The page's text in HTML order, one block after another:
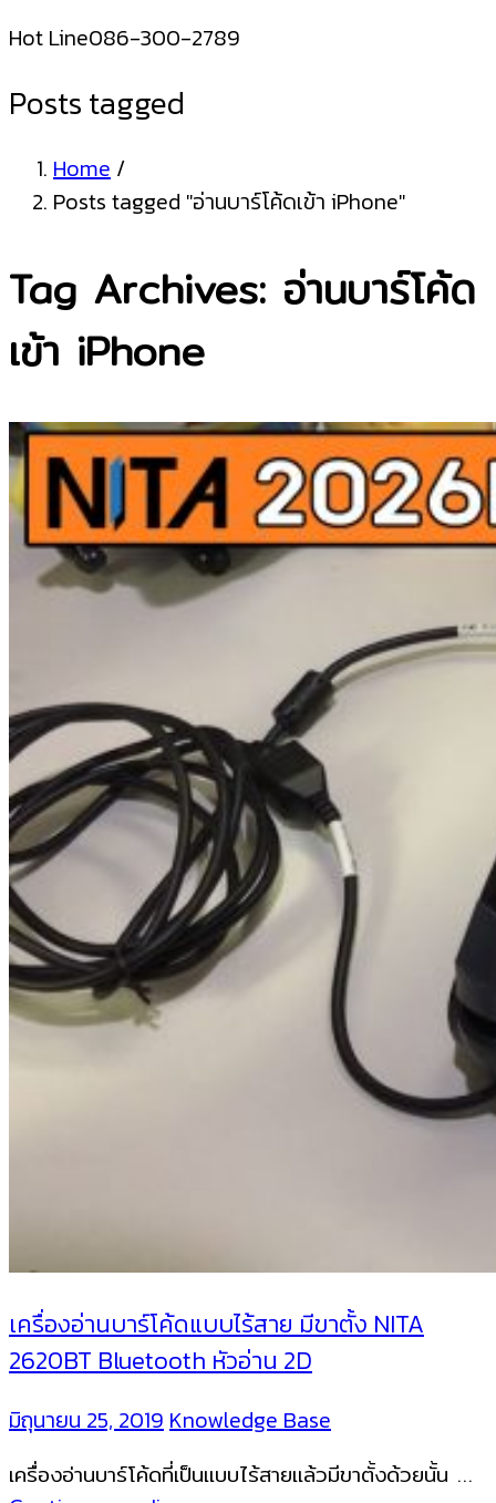
Hot Line086-300-2789
Posts tagged
Home /
Posts tagged "อ่านบาร์โค้ดเข้า iPhone"
Tag Archives: อ่านบาร์โค้ด
เข้า iPhone
เครื่องอ่านบาร์โค้ดแบบไร้สาย มีขาตั้ง NITA
2620BT Bluetooth หัวอ่าน 2D
มิถุนายน 25, 2019Knowledge Base
เครื่องอ่านบาร์โค้ดที่เป็นแบบไร้สายแล้วมีขาตั้งด้วยนั้น …